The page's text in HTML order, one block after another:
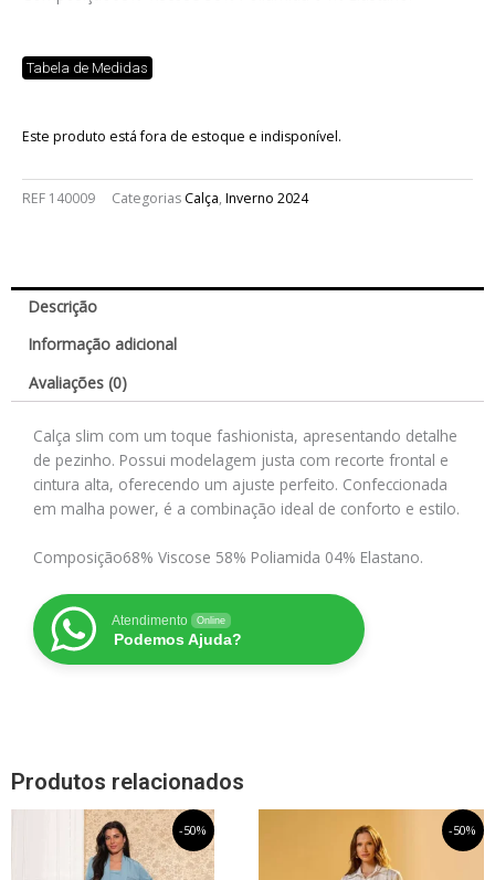
Tabela de Medidas
Este produto está fora de estoque e indisponível.
REF 140009 Categorias Calça, Inverno 2024
Descrição
Informação adicional
Avaliações (0)
Calça slim com um toque fashionista, apresentando detalhe
de pezinho. Possui modelagem justa com recorte frontal e
cintura alta, oferecendo um ajuste perfeito. Confeccionada
em malha power, é a combinação ideal de conforto e estilo.
Composição68% Viscose 58% Poliamida 04% Elastano.
Atendimento Online
Podemos Ajuda?
Produtos relacionados
-50%
O
preço
original
era:
O
preço
atual
é:
Este
produto
tem
-50%
preço
original
era:
preço
atual
Este
produto